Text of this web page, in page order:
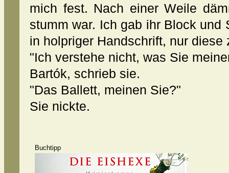
mich fest. Nach einer Weile
stumm war. Ich gab ihr Block und
in holpriger Handschrift, nur
"Ich verstehe nicht, was Sie
Bartók, schrieb sie.
"Das Ballett, meinen Sie?"
Sie nickte.
Buchtipp